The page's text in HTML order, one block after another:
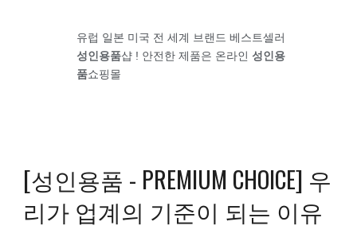
유럽 일본 미국 전 세계 브랜드 베스트셀러
성인용품샵 ! 안전한 제품은 온라인성인용
품쇼핑몰
[성인용품 - PREMIUM CHOICE] 우
리가 업계의 기준이 되는 이유